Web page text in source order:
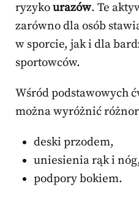
ryzykourazów. Te
zarówno dla osób
w sporcie, jak i dla
sportowców.
Wśród podstawowych
można wyróżnić
deski przodem,
uniesienia rąk i nóg,
podpory bokiem.